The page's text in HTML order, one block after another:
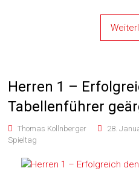
Herren 1 –
Tabellenführer
Thomas Kollnberger 28.
Spieltag